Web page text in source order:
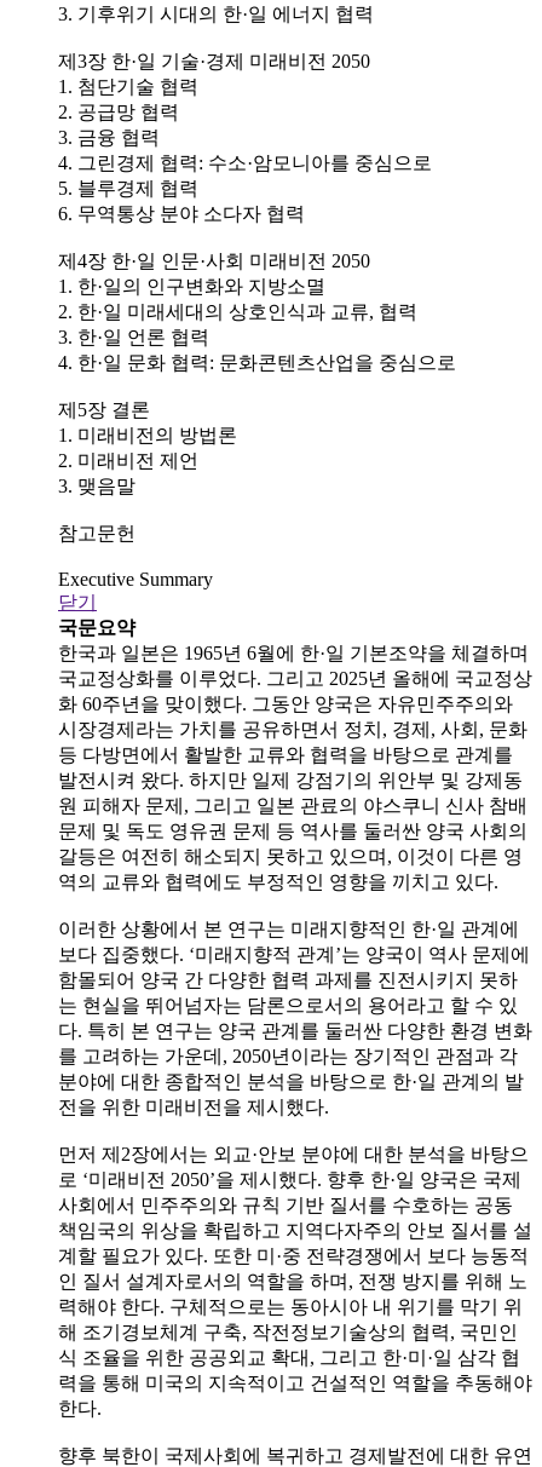
3. 기후위기 시대의 한·일 에너지 협력
제3장 한·일 기술·경제 미래비전 2050
1. 첨단기술 협력
2. 공급망 협력
3. 금융 협력
4. 그린경제 협력: 수소·암모니아를 중심으로
5. 블루경제 협력
6. 무역통상 분야 소다자 협력
제4장 한·일 인문·사회 미래비전 2050
1. 한·일의 인구변화와 지방소멸
2. 한·일 미래세대의 상호인식과 교류, 협력
3. 한·일 언론 협력
4. 한·일 문화 협력: 문화콘텐츠산업을 중심으로
제5장 결론
1. 미래비전의 방법론
2. 미래비전 제언
3. 맺음말
참고문헌
Executive Summary
닫기
국문요약
한국과 일본은 1965년 6월에 한·일 기본조약을 체결하며
국교정상화를 이루었다. 그리고 2025년 올해에 국교정상
화 60주년을 맞이했다. 그동안 양국은 자유민주주의와
시장경제라는 가치를 공유하면서 정치, 경제, 사회, 문화
등 다방면에서 활발한 교류와 협력을 바탕으로 관계를
발전시켜 왔다. 하지만 일제 강점기의 위안부 및 강제동
원 피해자 문제, 그리고 일본 관료의 야스쿠니 신사 참배
문제 및 독도 영유권 문제 등 역사를 둘러싼 양국 사회의
갈등은 여전히 해소되지 못하고 있으며, 이것이 다른 영
역의 교류와 협력에도 부정적인 영향을 끼치고 있다.
이러한 상황에서 본 연구는 미래지향적인 한·일 관계에
보다 집중했다. ‘미래지향적 관계’는 양국이 역사 문제에
함몰되어 양국 간 다양한 협력 과제를 진전시키지 못하
는 현실을 뛰어넘자는 담론으로서의 용어라고 할 수 있
다. 특히 본 연구는 양국 관계를 둘러싼 다양한 환경 변화
를 고려하는 가운데, 2050년이라는 장기적인 관점과 각
분야에 대한 종합적인 분석을 바탕으로 한·일 관계의 발
전을 위한 미래비전을 제시했다.
먼저 제2장에서는 외교·안보 분야에 대한 분석을 바탕으
로 ‘미래비전 2050’을 제시했다. 향후 한·일 양국은 국제
사회에서 민주주의와 규칙 기반 질서를 수호하는 공동
책임국의 위상을 확립하고 지역다자주의 안보 질서를 설
계할 필요가 있다. 또한 미·중 전략경쟁에서 보다 능동적
인 질서 설계자로서의 역할을 하며, 전쟁 방지를 위해 노
력해야 한다. 구체적으로는 동아시아 내 위기를 막기 위
해 조기경보체계 구축, 작전정보기술상의 협력, 국민인
식 조율을 위한 공공외교 확대, 그리고 한·미·일 삼각 협
력을 통해 미국의 지속적이고 건설적인 역할을 추동해야
한다.
향후 북한이 국제사회에 복귀하고 경제발전에 대한 유연